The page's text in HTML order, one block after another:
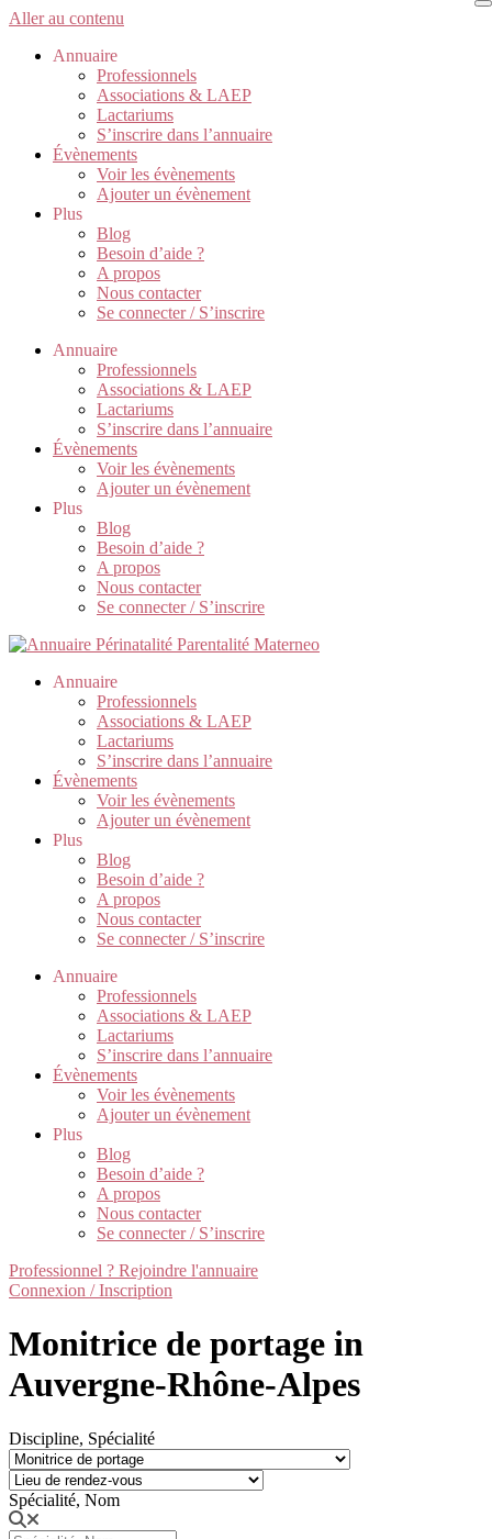
Aller au contenu
Annuaire
Professionnels
Associations & LAEP
Lactariums
S’inscrire dans l’annuaire
Évènements
Voir les évènements
Ajouter un évènement
Plus
Blog
Besoin d’aide ?
A propos
Nous contacter
Se connecter / S’inscrire
Annuaire
Professionnels
Associations & LAEP
Lactariums
S’inscrire dans l’annuaire
Évènements
Voir les évènements
Ajouter un évènement
Plus
Blog
Besoin d’aide ?
A propos
Nous contacter
Se connecter / S’inscrire
Annuaire
Professionnels
Associations & LAEP
Lactariums
S’inscrire dans l’annuaire
Évènements
Voir les évènements
Ajouter un évènement
Plus
Blog
Besoin d’aide ?
A propos
Nous contacter
Se connecter / S’inscrire
Annuaire
Professionnels
Associations & LAEP
Lactariums
S’inscrire dans l’annuaire
Évènements
Voir les évènements
Ajouter un évènement
Plus
Blog
Besoin d’aide ?
A propos
Nous contacter
Se connecter / S’inscrire
Professionnel ? Rejoindre l'annuaire
Connexion / Inscription
Monitrice de portage in
Auvergne-Rhône-Alpes
Discipline, Spécialité
Spécialité, Nom